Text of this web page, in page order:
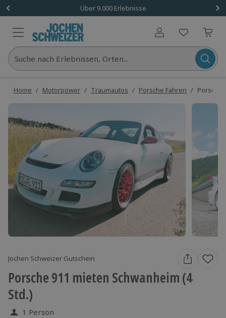
Über 9.000 Erlebnisse
Benutzerkonto
Suche nach Erlebnissen, Orten...
Home / Motorpower / Traumautos / Porsche Fahren / Porsche
Jochen Schweizer Gutschein
Porsche 911 mieten Schwanheim (4
Std.)
1 Person